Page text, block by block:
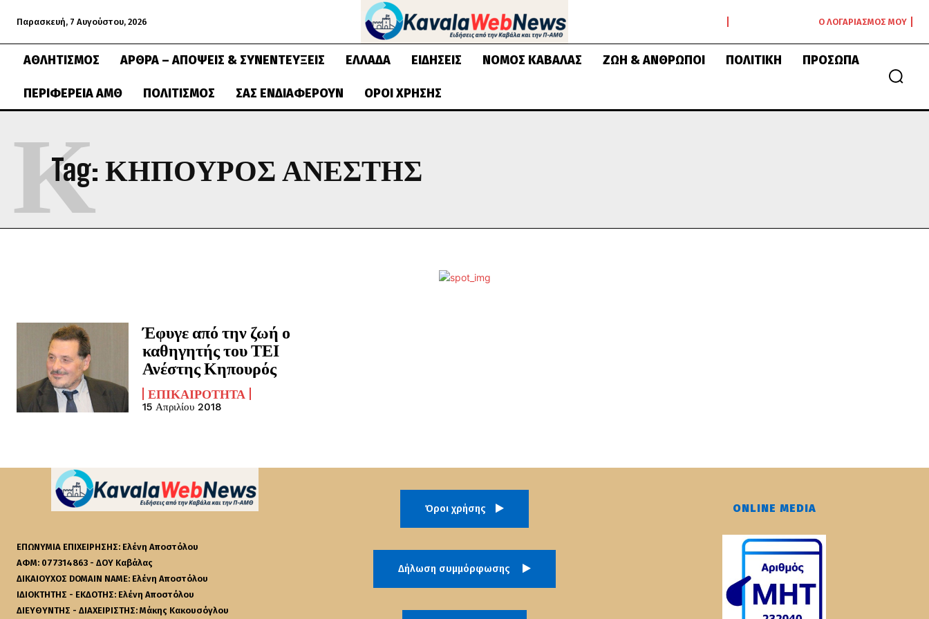
Παρασκευή, 7 Αυγούστου, 2026 Ο ΛΟΓΑΡΙΑΣΜΌΣ ΜΟΥ
ΑΘΛΗΤΙΣΜΌΣ ΆΡΘΡΑ – ΑΠΌΨΕΙΣ & ΣΥΝΕΝΤΕΎΞΕΙΣ ΕΛΛΆΔΑ ΕΙΔΉΣΕΙΣ ΝΟΜΌΣ ΚΑΒΆΛΑΣ ΖΩΉ & ΆΝΘΡΩΠΟΙ ΠΟΛΙΤΙΚΉ ΠΡΌΣΩΠΑ
ΠΕΡΙΦΈΡΕΙΑ ΑΜΘ ΠΟΛΙΤΙΣΜΌΣ ΣΑΣ ΕΝΔΙΑΦΈΡΟΥΝ ΌΡΟΙ ΧΡΉΣΗΣ
Tag: ΚΗΠΟΥΡΟΣ ΑΝΕΣΤΗΣ
Κ
Έφυγε από την ζωή ο
καθηγητής του ΤΕΙ
Ανέστης Κηπουρός
ΕΠΙΚΑΙΡΌΤΗΤΑ
15 Απριλίου 2018
ΕΠΩΝΥΜΙΑ ΕΠΙΧΕΙΡΗΣΗΣ: Ελένη Αποστόλου
ΑΦΜ: 077314863 - ΔΟΥ Καβάλας
ΔΙΚΑΙΟΥΧΟΣ DOMAIN NAME: Ελένη Αποστόλου
ΙΔΙΟΚΤΗΤΗΣ - ΕΚΔΟΤΗΣ: Ελένη Αποστόλου
ΔΙΕΥΘΥΝΤΗΣ - ΔΙΑΧΕΙΡΙΣΤΗΣ: Μάκης Κακουσόγλου
Όροι χρήσης
Δήλωση συμμόρφωσης
ONLINE MEDIA